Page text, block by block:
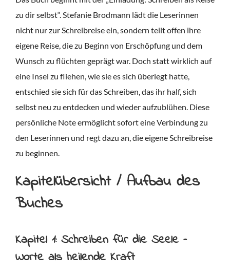
zu dir selbst“. Stefanie Brodmann lädt die Leserinnen
nicht nur zur Schreibreise ein, sondern teilt offen ihre
eigene Reise, die zu Beginn von Erschöpfung und dem
Wunsch zu flüchten geprägt war. Doch statt wirklich auf
eine Insel zu fliehen, wie sie es sich überlegt hatte,
entschied sie sich für das Schreiben, das ihr half, sich
selbst neu zu entdecken und wieder aufzublühen. Diese
persönliche Note ermöglicht sofort eine Verbindung zu
den Leserinnen und regt dazu an, die eigene Schreibreise
zu beginnen.
Kapitelübersicht / Aufbau des
Buches
Kapitel 1: Schreiben für die Seele –
Worte als heilende Kraft